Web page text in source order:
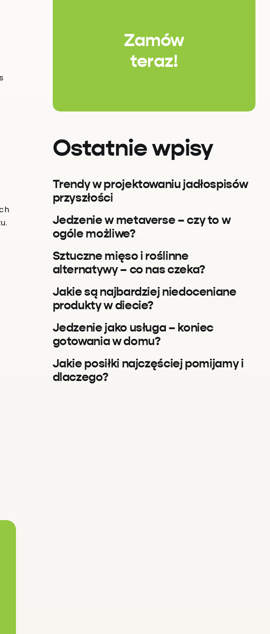
Zamów
teraz!
Ostatnie wpisy
Trendy w projektowaniu jadłospisów
przyszłości
Jedzenie w metaverse – czy to w
ogóle możliwe?
Sztuczne mięso i roślinne
alternatywy – co nas czeka?
Jakie są najbardziej niedoceniane
produkty w diecie?
Jedzenie jako usługa – koniec
gotowania w domu?
Jakie posiłki najczęściej pomijamy i
dlaczego?